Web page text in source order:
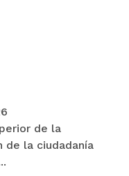
de la
de la ciudadanía